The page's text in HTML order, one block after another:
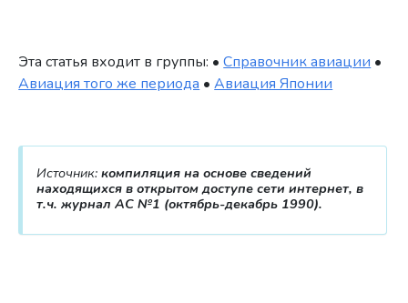
Эта статья входит в группы: •Справочник авиации •
Авиация того же периода •Авиация Японии
Источник: компиляция на основе сведений
находящихся в открытом доступе сети интернет, в
т.ч. журнал АС №1 (октябрь-декабрь 1990).